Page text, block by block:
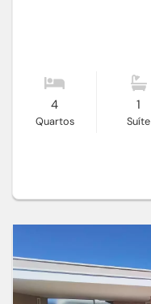
4
Quartos
1
Suíte